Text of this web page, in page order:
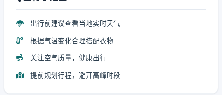
出行前建议查看当地实时天气
根据气温变化合理搭配衣物
关注空气质量，健康出行
提前规划行程，避开高峰时段